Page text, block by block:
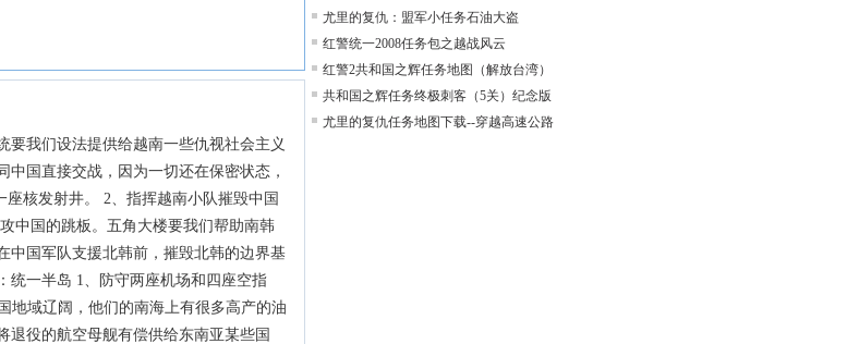
要我们设法提供给越南一些仇视社会主义
国直接交战，因为一切还在保密状态，
核发射井。 2、指挥越南小队摧毁中国
中国的跳板。五角大楼要我们帮助南韩
中国军队支援北韩前，摧毁北韩的边界基
统一半岛 1、防守两座机场和四座空指
地域辽阔，他们的南海上有很多高产的油
退役的航空母舰有偿供给东南亚某些国
尤里的复仇：盟军小任务石油大盗
红警统一2008任务包之越战风云
红警2共和国之辉任务地图（解放台湾）
共和国之辉任务终极刺客（5关）纪念版
尤里的复仇任务地图下载--穿越高速公路